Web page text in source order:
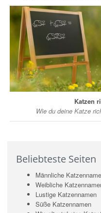
Katzen
Wie du deine Katze
Beliebteste Seiten
Männliche
Weibliche
Lustige Katzennamen
Süße Katzennamen